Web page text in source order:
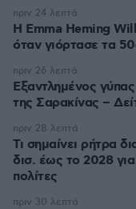
H Emma Heming
όταν γιόρτασε τα
πριν 24 λεπτά
Εξαντλημένος
της Σαρακίνας –
πριν 26 λεπτά
Τι σημαίνει ρήτρα
δισ. έως το 2028 για
πολίτες
πριν 28 λεπτά
πριν 30 λεπτά